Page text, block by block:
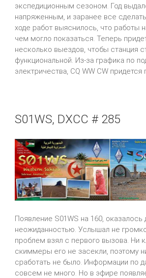
экспедиционным сезоном. Год
напряженным, и заранее все
ходе работ выяснилось, что работы
чем могло показаться. Теперь
несколько выездов, чтобы станция
функциональной. Из-за графика по
электричества, CQ WW CW придется
S01WS, DXCC # 285
Появление S01WS на 160,
неожиданностью. Услышал не
проблем взял с первого вызова. Ни
скиммеры его не засекли, поэтому
сработать не было. Информации по
совсем не много. Но в эфире